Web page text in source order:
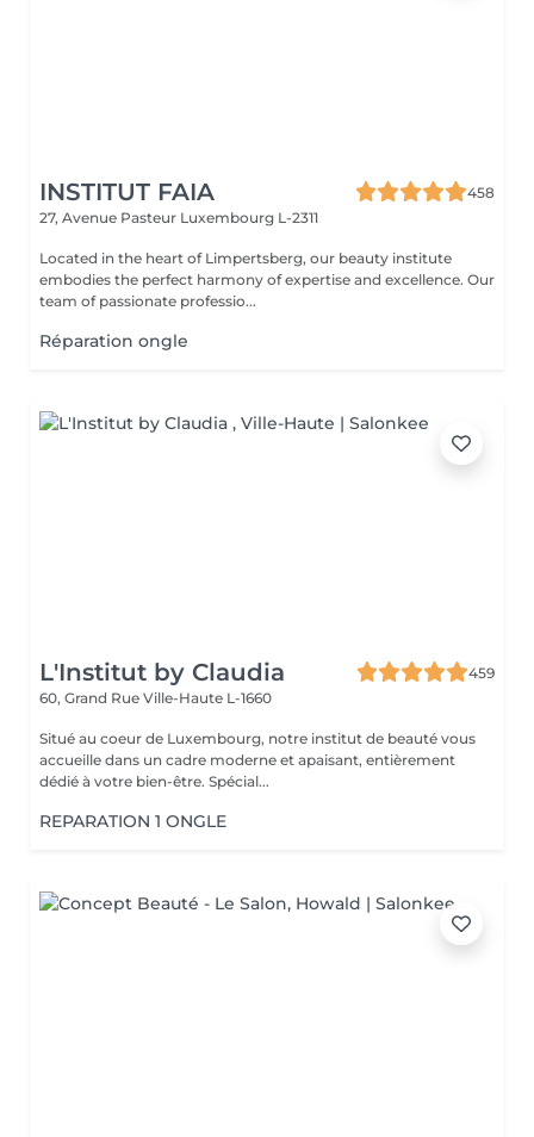
INSTITUT FAIA
458
27, Avenue Pasteur Luxembourg L-2311
Located in the heart of Limpertsberg, our beauty institute
embodies the perfect harmony of expertise and excellence. Our
team of passionate professio...
Réparation ongle
L'Institut by Claudia
459
60, Grand Rue Ville-Haute L-1660
Situé au coeur de Luxembourg, notre institut de beauté vous
accueille dans un cadre moderne et apaisant, entièrement
dédié à votre bien-être. Spécial...
REPARATION 1 ONGLE